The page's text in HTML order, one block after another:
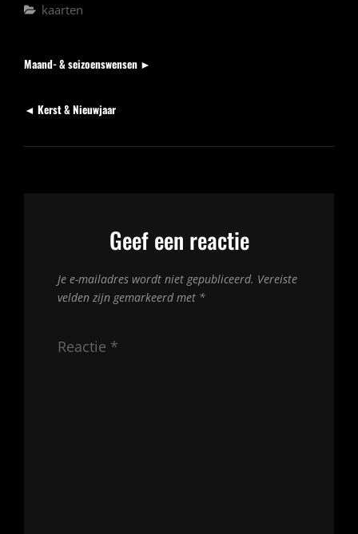
Categorieën
kaarten
Berichten
Vorig
◄ Kerst & Nieuwjaar
Volgend
Maand- & seizoenswensen ►
Geef een reactie
Je e-mailadres wordt niet gepubliceerd. Vereiste
velden zijn gemarkeerd met *
Reactie *